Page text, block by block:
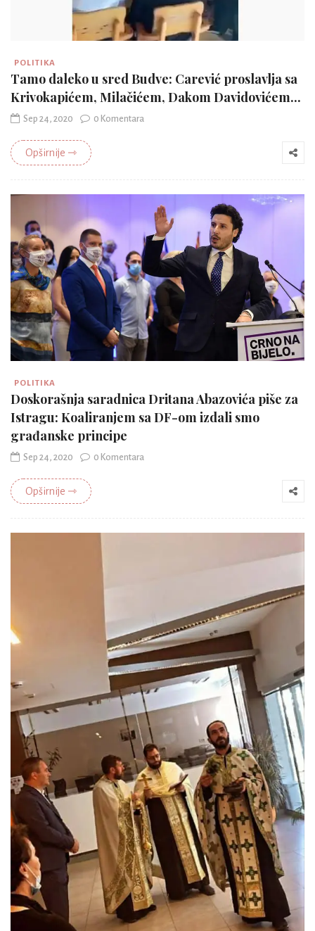
POLITIKA
Tamo daleko u sred Budve: Carević proslavlja sa
Krivokapićem, Milačićem, Dakom Davidovićem...
Sep 24, 2020 0 Komentara
Opširnije ⇾
POLITIKA
Doskorašnja saradnica Dritana Abazovića piše za
Istragu: Koaliranjem sa DF-om izdali smo
građanske principe
Sep 24, 2020 0 Komentara
Opširnije ⇾